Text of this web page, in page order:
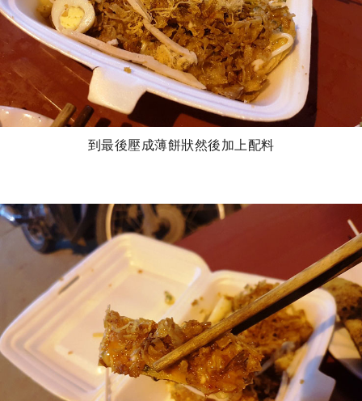
到最後壓成薄餅狀然後加上配料